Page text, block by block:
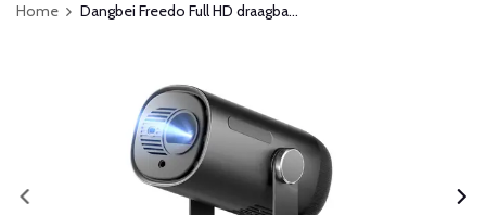
Home Dangbei Freedo Full HD draagba...